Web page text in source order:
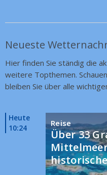
Neueste
Hier finden Sie ständig die
weitere Topthemen.
bleiben Sie über alle
Heute
10:24
Reise
Über 33